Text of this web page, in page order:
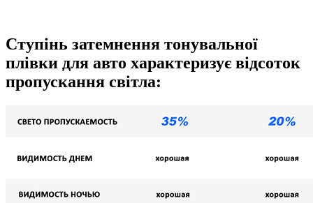
Ступінь затемнення тонувальної
плівки для авто характеризує відсоток
пропускання світла: